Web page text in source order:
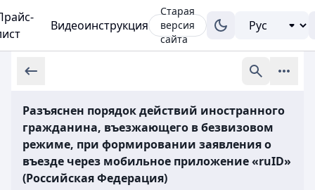
Видеоинструкция
Старая
версия
сайта
Разъяснен порядок действий иностранного
гражданина, въезжающего в безвизовом
режиме, при формировании заявления о
въезде через мобильное приложение «ruID»
(Российская Федерация)